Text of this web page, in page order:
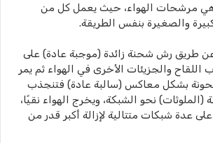
وهي مرشحات الهواء، حيث يعمل كل من
والصغيرة بنفس الطريقة.
طريق رش شحنة زائدة (موجبة عادة) على
اللقاح والجزيئات الأخرى في الهواء ثم يمر
بشكل معاكس (سالبة عادة) فتنجذب
نحو الشبكة، ويخرج الهواء نقيًا،
على عدة شبكات متتالية لإزالة أكبر قدر من